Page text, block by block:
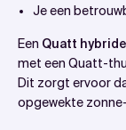
Je een
Een Quatt
met een Quatt-
Dit zorgt ervoor
opgewekte